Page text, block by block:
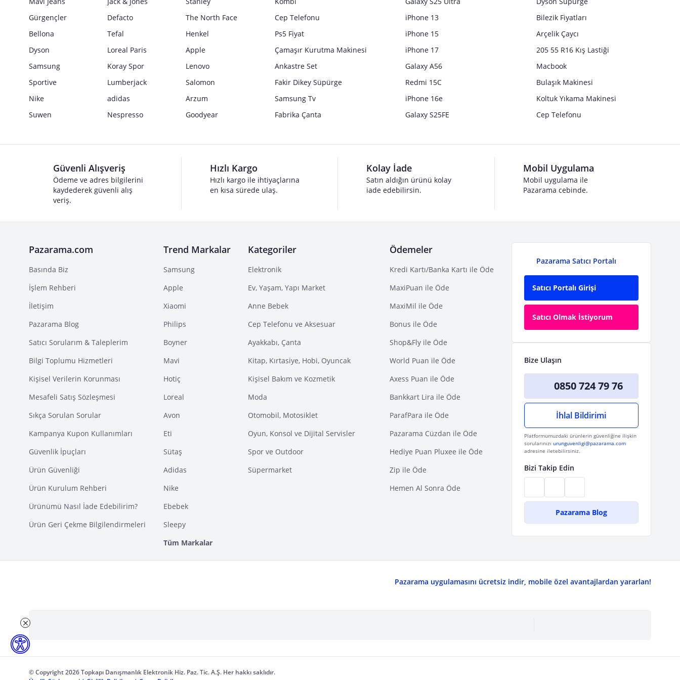
Gürgençler
Defacto
The North Face
Bellona
Tefal
Henkel
Dyson
Loreal Paris
Apple
Samsung
Koray Spor
Lenovo
Sportive
Lumberjack
Salomon
Nike
adidas
Arzum
Suwen
Nespresso Goodyear
Cep Telefonu
Ps5 Fiyat
Çamaşır Kurutma Makinesi
Ankastre Set
Fakir Dikey Süpürge
Samsung Tv
Fabrika Çanta
iPhone 13
iPhone 15
iPhone 17
Galaxy A56
Redmi 15C
iPhone 16e
Galaxy S25FE
Bilezik Fiyatları
Arçelik Çaycı
205 55 R16 Kış Lastiği
Macbook
Bulaşık Makinesi
Koltuk Yıkama Makinesi
Cep Telefonu
Güvenli Alışveriş
Ödeme ve adres bilgilerini
kaydederek güvenli alış
veriş.
Hızlı Kargo
Hızlı kargo ile ihtiyaçlarına
en kısa sürede ulaş.
Kolay İade
Satın aldığın ürünü kolay
iade edebilirsin.
Mobil Uygulama
Mobil uygulama ile
Pazarama cebinde.
Pazarama.com
Basında Biz
İşlem Rehberi
İletişim
Pazarama Blog
Satıcı Sorularım & Taleplerim
Bilgi Toplumu Hizmetleri
Kişisel Verilerin Korunması
Mesafeli Satış Sözleşmesi
Sıkça Sorulan Sorular
Kampanya Kupon Kullanımları
Güvenlik İpuçları
Ürün Güvenliği
Ürün Kurulum Rehberi
Ürünümü Nasıl İade Edebilirim?
Ürün Geri Çekme Bilgilendirmeleri
Trend Markalar
Samsung
Apple
Xiaomi
Philips
Boyner
Mavi
Hotiç
Loreal
Avon
Eti
Sütaş
Adidas
Nike
Ebebek
Sleepy
Tüm Markalar
Kategoriler
Elektronik
Ev, Yaşam, Yapı Market
Anne Bebek
Cep Telefonu ve Aksesuar
Ayakkabı, Çanta
Kitap, Kırtasiye, Hobi, Oyuncak
Kişisel Bakım ve Kozmetik
Moda
Otomobil, Motosiklet
Oyun, Konsol ve Dijital Servisler
Spor ve Outdoor
Süpermarket
Ödemeler
Kredi Kartı/Banka Kartı ile Öde
MaxiPuan ile Öde
MaxiMil ile Öde
Bonus ile Öde
Shop&Fly ile Öde
World Puan ile Öde
Axess Puan ile Öde
Bankkart Lira ile Öde
ParafPara ile Öde
Pazarama Cüzdan ile Öde
Hediye Puan Pluxee ile Öde
Zip ile Öde
Hemen Al Sonra Öde
Pazarama Satıcı Portalı
Satıcı Portalı Girişi
Satıcı Olmak İstiyorum
Bize Ulaşın
0850 724 79 76
İhlal Bildirimi
Platformumuzdaki ürünlerin güvenliğine ilişkin
sorularınızı urunguvenligi@pazarama.com
adresine iletebilirsiniz.
Bizi Takip Edin
Pazarama Blog
Pazarama uygulamasını ücretsiz indir, mobile özel avantajlardan yararlan!
© Copyright 2026 Topkapı Danışmanlık Elektronik Hiz. Paz. Tic. A.Ş. Her hakkı saklıdır.